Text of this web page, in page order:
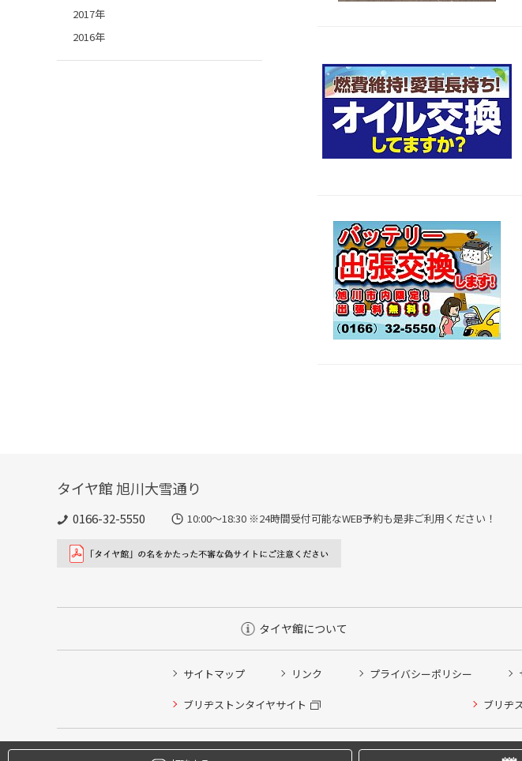
2017年
2016年
タイヤ館 旭川大雪通り
0166-32-5550 10:00～18:30 ※24時間受付可能なWEB予約も是非ご利用ください！
タイヤ館について
サイトマップ リンク プライバシーポリシー
ブリヂストンタイヤサイト ブリヂ
Copyright © 2024
タイヤ点検・安全点検/タイヤ履き替え/オイル交換/その他ピット作業の予約
クローク契約会員専用タイヤ履き替え※タイヤ履き替えを希望のクローク契約会員の方はこち
本日のタイヤ履き替え順番待ち予約 ※クローク契約会員の方はご利用いただけません